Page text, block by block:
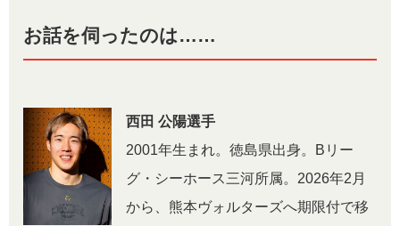
お話を伺ったのは……
西田 公陽選手
2001年生まれ。徳島県出身。Bリー
グ・シーホース三河所属。2026年2月
から、熊本ヴォルターズへ期限付で移